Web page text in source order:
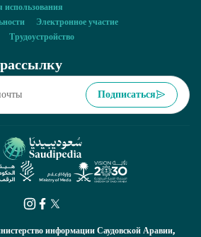
использования
Электронное участие
Трудоустройство
Подписаться
информации Саудовской Аравии,